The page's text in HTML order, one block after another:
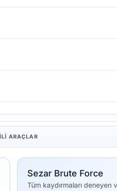
ARAÇLAR
Sezar Brute Force
Tüm kaydırmaları deneyen